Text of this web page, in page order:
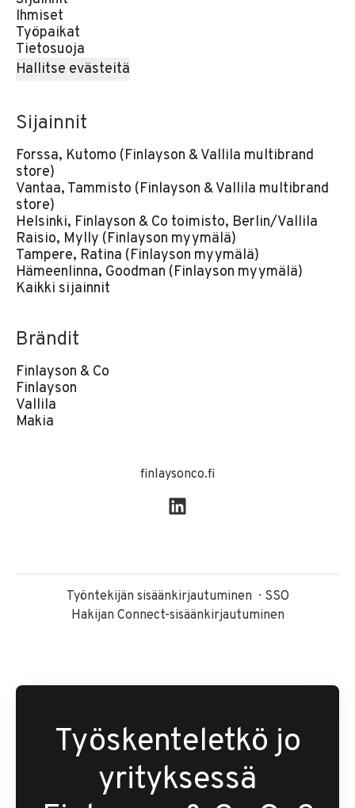
Ihmiset
Työpaikat
Tietosuoja
Hallitse evästeitä
Sijainnit
Forssa, Kutomo (Finlayson & Vallila multibrand
store)
Vantaa, Tammisto (Finlayson & Vallila multibrand
store)
Helsinki, Finlayson & Co toimisto, Berlin/Vallila
Raisio, Mylly (Finlayson myymälä)
Tampere, Ratina (Finlayson myymälä)
Hämeenlinna, Goodman (Finlayson myymälä)
Kaikki sijainnit
Brändit
Finlayson & Co
Finlayson
Vallila
Makia
finlaysonco.fi
Työntekijän sisäänkirjautuminen
SSO
Hakijan Connect-sisäänkirjautuminen
Työskenteletkö jo
yrityksessä